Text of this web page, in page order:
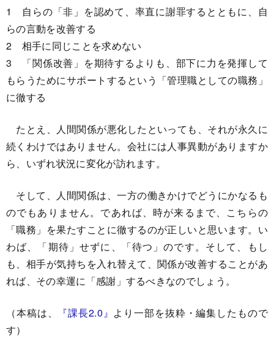
1 自らの「非」を認めて、率直に謝罪するとともに、自
らの言動を改善する
2 相手に同じことを求めない
3 「関係改善」を期待するよりも、部下に力を発揮して
もらうためにサポートするという「管理職としての職務」
に徹する
たとえ、人間関係が悪化したといっても、それが永久に
続くわけではありません。会社には人事異動がありますか
ら、いずれ状況に変化が訪れます。
そして、人間関係は、一方の働きかけでどうにかなるも
のでもありません。であれば、時が来るまで、こちらの
「職務」を果たすことに徹するのが正しいと思います。い
わば、「期待」せずに、「待つ」のです。そして、もし
も、相手が気持ちを入れ替えて、関係が改善することがあ
れば、その幸運に「感謝」するべきなのでしょう。
（本稿は、 『課長2.0』 より一部を抜粋・編集したもので
す）